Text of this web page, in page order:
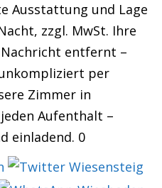
Ausstattung und Lage
zzgl. MwSt. Ihre
entfernt –
per
Zimmer in
Aufenthalt –
einladend. 0